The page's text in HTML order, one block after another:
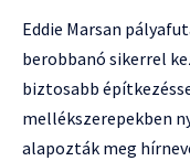
Eddie Marsan
berobbanó sikerrel
biztosabb
mellékszerepekben
alapozták meg